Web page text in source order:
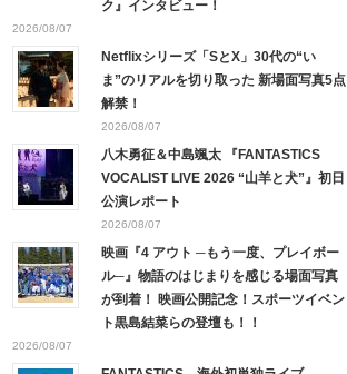
ク』インタビュー！
2026/08/07
Netflixシリーズ「SとX」30代の“い
ま”のリアルを切り取った 新場面写真5点
解禁！
2026/08/07
八木勇征＆中島颯太 『FANTASTICS
VOCALIST LIVE 2026 “山羊と犬”』初日
公演レポート
2026/08/07
映画『4 アウト ─もう一度、プレイボー
ル─』物語のはじまりを感じる場面写真
が到着！ 映画公開記念！スポーツイベン
ト黒島結菜らの登壇も！！
2026/08/07